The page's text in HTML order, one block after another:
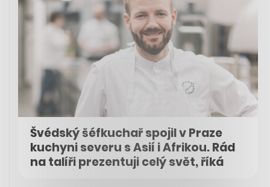
Švédský šéfkuchař spojil v Praze
kuchyni severu s Asií i Afrikou. Rád
na talíři prezentuji celý svět, říká